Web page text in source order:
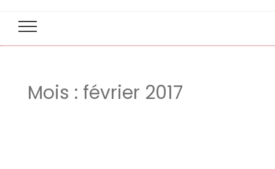
Mois : février 2017